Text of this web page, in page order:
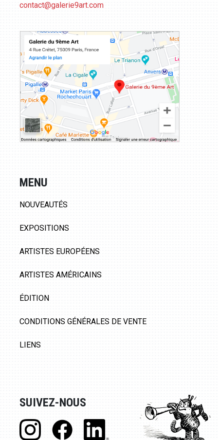
contact@galerie9art.com
MENU
NOUVEAUTÉS
EXPOSITIONS
ARTISTES EUROPÉENS
ARTISTES AMÉRICAINS
ÉDITION
CONDITIONS GÉNÉRALES DE VENTE
LIENS
SUIVEZ-NOUS